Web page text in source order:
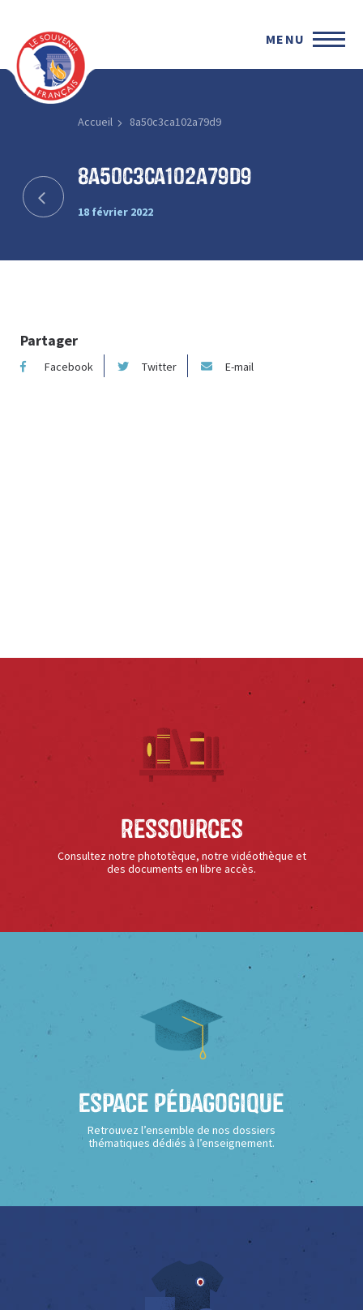
MENU
Accueil 8a50c3ca102a79d9
8a50c3ca102a79d9
18 février 2022
Partager
Facebook Twitter E-mail
Ressources
Consultez notre phototèque, notre vidéothèque et
des documents en libre accès.
Espace Pédagogique
Retrouvez l’ensemble de nos dossiers
thématiques dédiés à l’enseignement.